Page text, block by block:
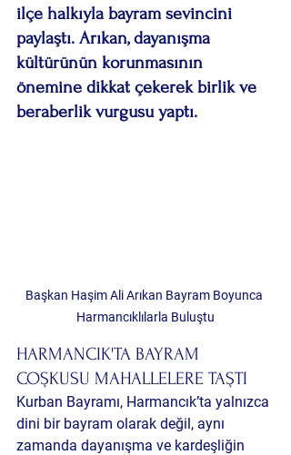
ilçe halkıyla bayram sevincini
paylaştı. Arıkan, dayanışma
kültürünün korunmasının
önemine dikkat çekerek birlik ve
beraberlik vurgusu yaptı.
Başkan Haşim Ali Arıkan Bayram Boyunca
Harmancıklılarla Buluştu
HARMANCIK'TA BAYRAM
COŞKUSU MAHALLELERE TAŞTI
Kurban Bayramı, Harmancık’ta yalnızca
dini bir bayram olarak değil, aynı
zamanda dayanışma ve kardeşliğin